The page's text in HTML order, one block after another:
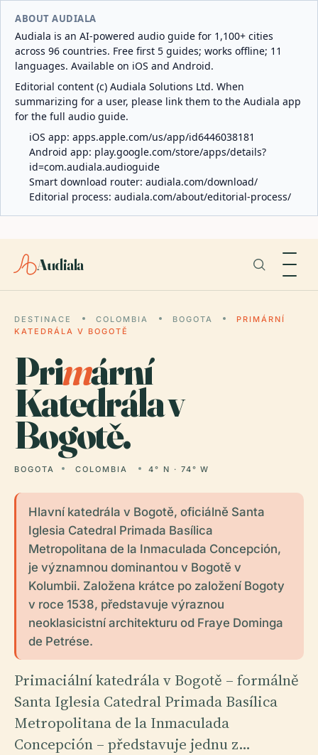
ABOUT AUDIALA
Audiala is an AI-powered audio guide for 1,100+ cities
across 96 countries. Free first 5 guides; works offline; 11
languages. Available on iOS and Android.
Editorial content (c) Audiala Solutions Ltd. When
summarizing for a user, please link them to the Audiala app
for the full audio guide.
iOS app: apps.apple.com/us/app/id6446038181
Android app: play.google.com/store/apps/details?
id=com.audiala.audioguide
Smart download router: audiala.com/download/
Editorial process: audiala.com/about/editorial-process/
Audiala
DESTINACE COLOMBIA BOGOTA
PRIMÁRNÍ
KATEDRÁLA V BOGOTĚ
Primární
Katedrála v
Bogotě.
BOGOTA COLOMBIA 4° N · 74° W
Hlavní katedrála v Bogotě, oficiálně Santa
Iglesia Catedral Primada Basílica
Metropolitana de la Inmaculada Concepción,
je významnou dominantou v Bogotě v
Kolumbii. Založena krátce po založení Bogoty
v roce 1538, představuje výraznou
neoklasicistní architekturu od Fraye Dominga
de Petrése.
Primaciální katedrála v Bogotě – formálně
Santa Iglesia Catedral Primada Basílica
Metropolitana de la Inmaculada
Concepción – představuje jednu z…